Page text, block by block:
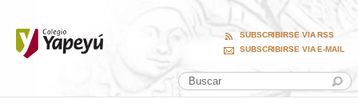
SUBSCRIBIRSE VIA RSS
SUBSCRIBIRSE VIA E-MAIL